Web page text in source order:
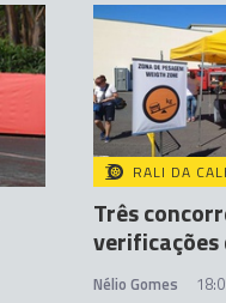
RALI DA
Três
verificações
Nélio Gomes